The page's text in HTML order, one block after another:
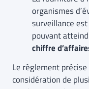
organismes
surveillance
pouvant
chiffre
Le règlement
considération de